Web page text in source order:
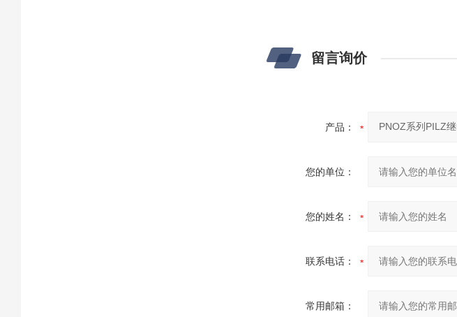
留言询价
产品：
您的单位：
您的姓名：
联系电话：
常用邮箱：